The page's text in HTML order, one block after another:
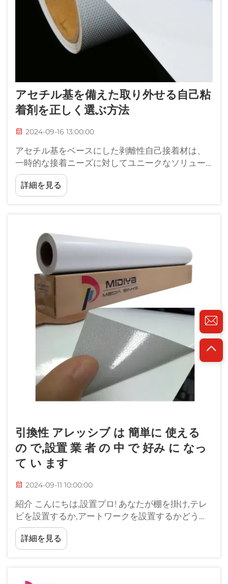
アセチル基を備えた取り外せる自己粘
着剤を正しく選ぶ方法
2024-09-16 13:00:00
アセチル基をベースにした剥離性自己接着材は、
一時的な接着ニーズに対してユニークなソリュー
ションを提供します。その信頼性の高い性能と綺
麗に剥がせる特性から、パッケージング、ラベリ
ング、クラフト用途などの業界で使用されていま
詳細を見る
引換性 アレッシブ は 簡単に 使える
の で,設置 業 者 の 中 で 好み に なっ
て い ます
2024-09-11 10:00:00
紹介 こんにちは,設置プロ! あなたが棚を掛け,テレ
ビを設置するか,アートワークを設置するかどうか,
正しい粘着剤はあなたのプロジェクトを風のよう
にすることができます. それは,取り外す粘着剤に私
たちを導く,あなたのツールボックスで本当のゲー
詳細を見る